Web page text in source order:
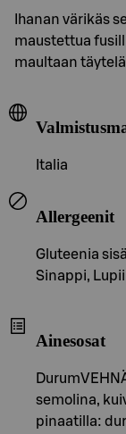
Ihanan värikäs
maustettua
maultaan
Italia
Allergeenit
Gluteenia
Sinappi,
Ainesosat
semolina,
pinaatilla: